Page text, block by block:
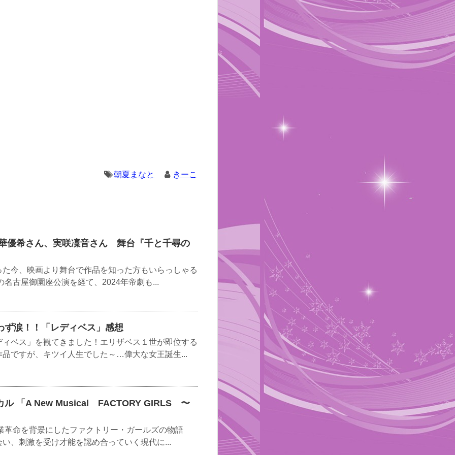
朝夏まなと きーこ
優希さん、実咲凜音さん 舞台『千と千尋の
今、映画より舞台で作品を知った方もいらっしゃる
名古屋御園座公演を経て、2024年帝劇も...
ず涙！！「レディベス」感想
ベス」を観てきました！エリザベス１世が即位する
ですが、キツイ人生でした～…偉大な女王誕生...
ル 「A New Musical FACTORY GIRLS 〜
革命を背景にしたファクトリー・ガールズの物語
、刺激を受け才能を認め合っていく現代に...